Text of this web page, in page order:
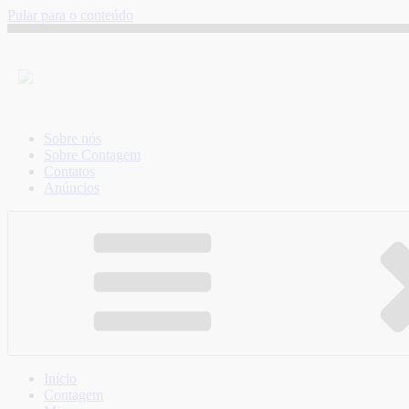
Pular para o conteúdo
Sobre nós
Sobre Contagem
Contatos
Anúncios
Início
Contagem